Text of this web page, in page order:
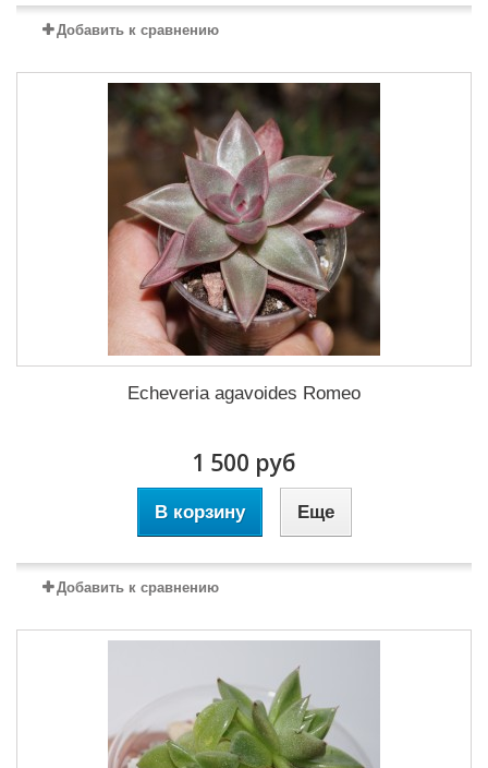
Добавить к сравнению
Echeveria agavoides Romeo
1 500 руб
В корзину Еще
Добавить к сравнению